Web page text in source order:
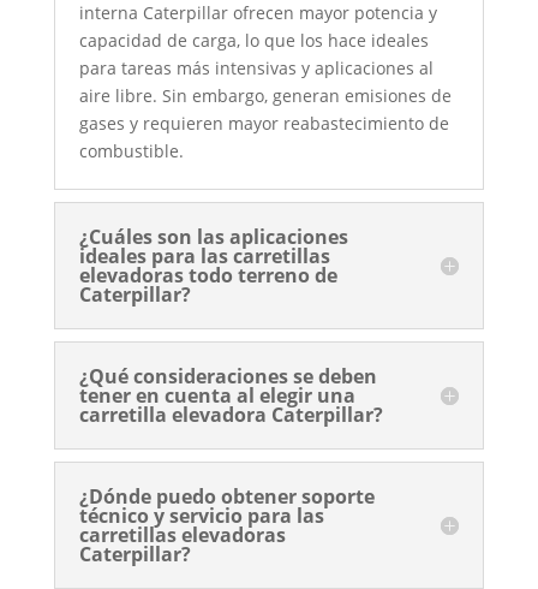
interna Caterpillar ofrecen mayor potencia y
capacidad de carga, lo que los hace ideales
para tareas más intensivas y aplicaciones al
aire libre. Sin embargo, generan emisiones de
gases y requieren mayor reabastecimiento de
combustible.
¿Cuáles son las aplicaciones
ideales para las carretillas
elevadoras todo terreno de
Caterpillar?
¿Qué consideraciones se deben
tener en cuenta al elegir una
carretilla elevadora Caterpillar?
¿Dónde puedo obtener soporte
técnico y servicio para las
carretillas elevadoras
Caterpillar?